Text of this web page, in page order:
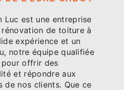
Luc est une entreprise
de toiture à
expérience et un
notre équipe qualifiée
offrir des
et répondre aux
de nos clients. Que ce